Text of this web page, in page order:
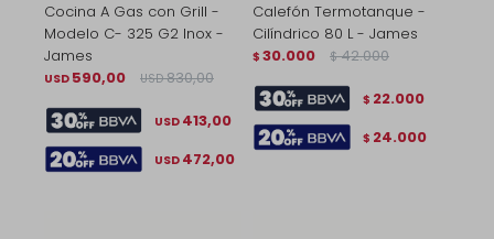
Cocina A Gas con Grill -
Modelo C- 325 G2 Inox -
James
USD 590,00 USD 830,00
USD 413,00
USD 472,00
Calefón Termotanque -
Cilíndrico 80 L - James
$ 30.000 $ 42.000
$ 22.000
$ 24.000